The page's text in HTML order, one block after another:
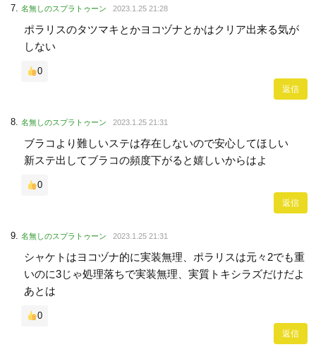
名無しのスプラトゥーン 2023.1.25 21:28
ポラリスのタツマキとかヨコヅナとかはクリア出来る気が
しない
0
返信
名無しのスプラトゥーン 2023.1.25 21:31
ブラコより難しいステは存在しないので安心してほしい
新ステ出してブラコの頻度下がると嬉しいからはよ
0
返信
名無しのスプラトゥーン 2023.1.25 21:31
シャケトはヨコヅナ的に実装無理、ポラリスは元々2でも重
いのに3じゃ処理落ちで実装無理、実質トキシラズだけだよ
あとは
0
返信